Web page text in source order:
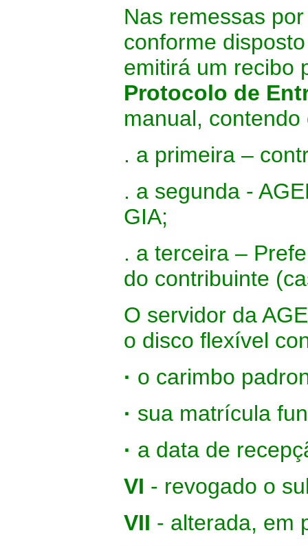
Nas remessas
conforme
emitirá um recibo
Protocolo de
manual,
. a primeira –
. a segunda -
GIA;
. a terceira –
do contribuinte
O servidor da
o disco flexível
· o carimbo
· sua matrícula
· a data de
VI - revogado o
VII - alterada, em